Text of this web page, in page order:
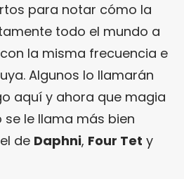
para notar cómo la
todo el mundo a
la misma frecuencia e
Algunos lo llamarán
aquí y ahora que magia
le llama más bien
de Daphni, Four Tet y